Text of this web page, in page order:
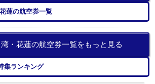
蓮の航空券一覧
・花蓮の航空券一覧をもっと見る
ランキング